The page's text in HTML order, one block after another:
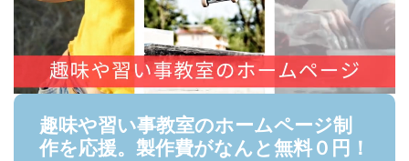
趣味や習い事教室のホームページ制
作を応援。製作費がなんと無料０円！